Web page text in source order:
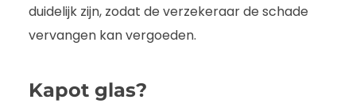
duidelijk zijn, zodat de verzekeraar de schade
vervangen kan vergoeden.
Kapot glas?